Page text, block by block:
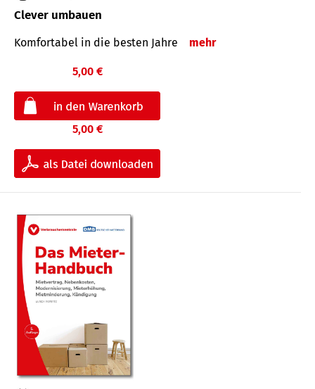
Clever umbauen
Komfortabel in die besten Jahre mehr
5,00 €
5,00 €